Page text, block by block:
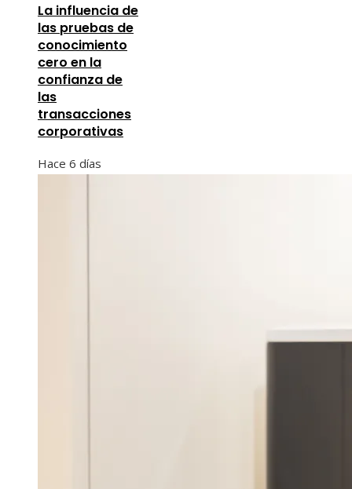
La influencia de
las pruebas de
conocimiento
cero en la
confianza de
las
transacciones
corporativas
Hace 6 días